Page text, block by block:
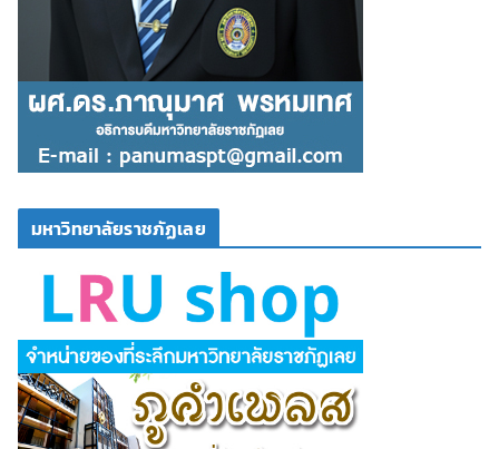
มหาวิทยาลัยราชภัฏเลย